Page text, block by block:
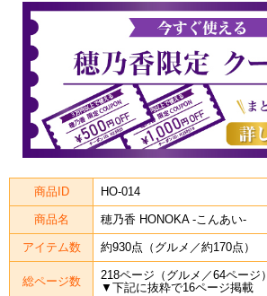
商品ID HO-014
商品名 穂乃香 HONOKA -こんあい-
アイテム数 約930点（グルメ／約170点）
総ページ数
218ページ（グルメ／64ページ）
▼下記に抜粋で16ページ掲載